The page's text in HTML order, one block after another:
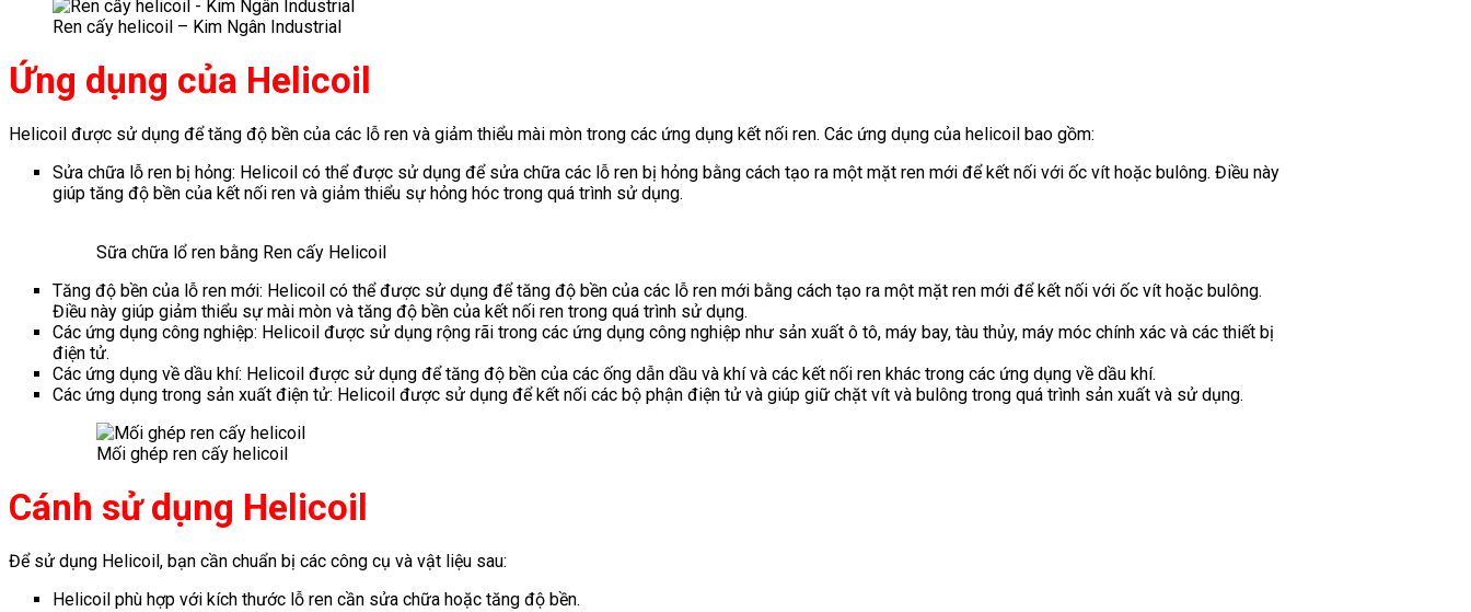
Ren cấy helicoil – Kim Ngân Industrial
Ứng dụng của Helicoil
Helicoil được sử dụng để tăng độ bền của các lỗ ren và giảm thiểu mài mòn trong các ứng dụng kết nối ren. Các ứng dụng của helicoil bao gồm:
Sửa chữa lỗ ren bị hỏng: Helicoil có thể được sử dụng để sửa chữa các lỗ ren bị hỏng bằng cách tạo ra một mặt ren mới để kết nối với ốc vít hoặc bulông. Điều này
giúp tăng độ bền của kết nối ren và giảm thiểu sự hỏng hóc trong quá trình sử dụng.
Sữa chữa lổ ren bằng Ren cấy Helicoil
Tăng độ bền của lỗ ren mới: Helicoil có thể được sử dụng để tăng độ bền của các lỗ ren mới bằng cách tạo ra một mặt ren mới để kết nối với ốc vít hoặc bulông.
Điều này giúp giảm thiểu sự mài mòn và tăng độ bền của kết nối ren trong quá trình sử dụng.
Các ứng dụng công nghiệp: Helicoil được sử dụng rộng rãi trong các ứng dụng công nghiệp như sản xuất ô tô, máy bay, tàu thủy, máy móc chính xác và các thiết bị
điện tử.
Các ứng dụng về dầu khí: Helicoil được sử dụng để tăng độ bền của các ống dẫn dầu và khí và các kết nối ren khác trong các ứng dụng về dầu khí.
Các ứng dụng trong sản xuất điện tử: Helicoil được sử dụng để kết nối các bộ phận điện tử và giúp giữ chặt vít và bulông trong quá trình sản xuất và sử dụng.
Mối ghép ren cấy helicoil
Cánh sử dụng Helicoil
Để sử dụng Helicoil, bạn cần chuẩn bị các công cụ và vật liệu sau:
Helicoil phù hợp với kích thước lỗ ren cần sửa chữa hoặc tăng độ bền.